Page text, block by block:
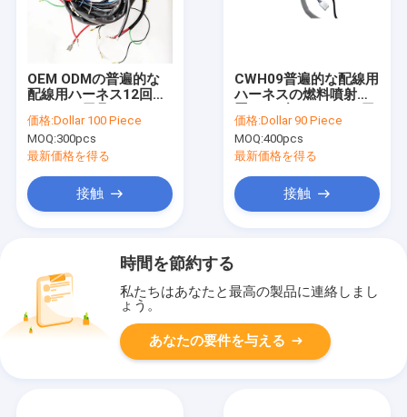
OEM ODMの普遍的な
配線用ハーネス12回路
価格:Dollar 100 Piece
MOQ:300pcs
最新価格を得る
接触
CWH09普遍的な配線用
ハーネスの燃料噴射装
具アセンブリ
価格:Dollar 90 Piece
MOQ:400pcs
最新価格を得る
接触
時間を節約する
私たちはあなたと最高の製品に連絡しまし
ょう。
あなたの要件を与える